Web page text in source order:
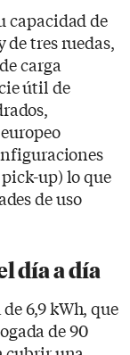
capacidad de
de tres ruedas,
carga
útil de
up) lo que
de uso
día a día
6,9 kWh, que
de 90